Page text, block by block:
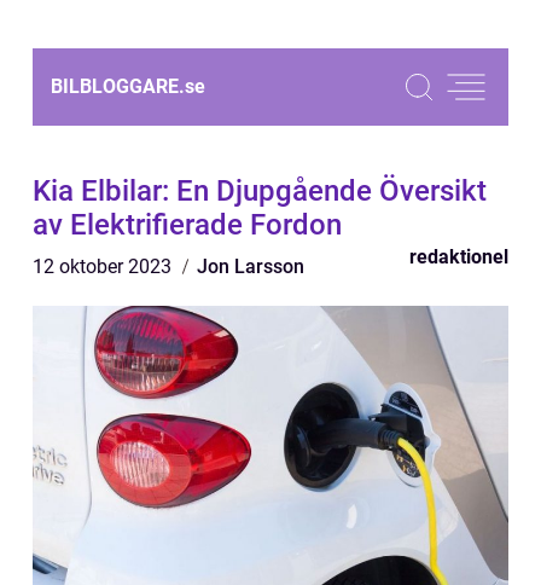
BILBLOGGARE.se
Kia Elbilar: En Djupgående Översikt
av Elektrifierade Fordon
12 oktober 2023 Jon Larsson redaktionel